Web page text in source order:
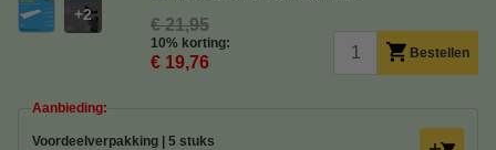
2
€ 21,95
10% korting:
€ 19,76 Bestellen
Aanbieding:
Voordeelverpakking | 5 stuks